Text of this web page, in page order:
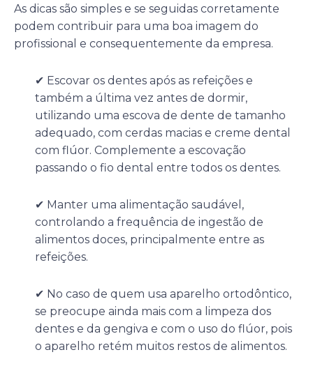
As dicas são simples e se seguidas corretamente
podem contribuir para uma boa imagem do
profissional e consequentemente da empresa.
✔ Escovar os dentes após as refeições e
também a última vez antes de dormir,
utilizando uma escova de dente de tamanho
adequado, com cerdas macias e creme dental
com flúor. Complemente a escovação
passando o fio dental entre todos os dentes.
✔ Manter uma alimentação saudável,
controlando a frequência de ingestão de
alimentos doces, principalmente entre as
refeições.
✔ No caso de quem usa aparelho ortodôntico,
se preocupe ainda mais com a limpeza dos
dentes e da gengiva e com o uso do flúor, pois
o aparelho retém muitos restos de alimentos.